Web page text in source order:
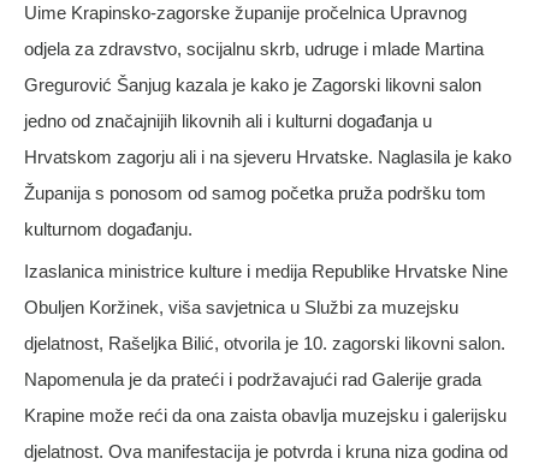
Uime Krapinsko-zagorske županije pročelnica Upravnog
odjela za zdravstvo, socijalnu skrb, udruge i mlade Martina
Gregurović Šanjug kazala je kako je Zagorski likovni salon
jedno od značajnijih likovnih ali i kulturni događanja u
Hrvatskom zagorju ali i na sjeveru Hrvatske. Naglasila je kako
Županija s ponosom od samog početka pruža podršku tom
kulturnom događanju.
Izaslanica ministrice kulture i medija Republike Hrvatske Nine
Obuljen Koržinek, viša savjetnica u Službi za muzejsku
djelatnost, Rašeljka Bilić, otvorila je 10. zagorski likovni salon.
Napomenula je da prateći i podržavajući rad Galerije grada
Krapine može reći da ona zaista obavlja muzejsku i galerijsku
djelatnost. Ova manifestacija je potvrda i kruna niza godina od